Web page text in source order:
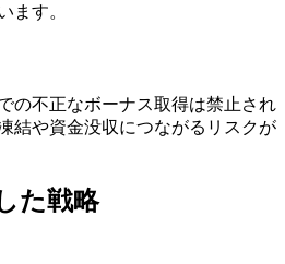
ます。
の不正なボーナス取得は禁止され
結や資金没収につながるリスクが
た戦略